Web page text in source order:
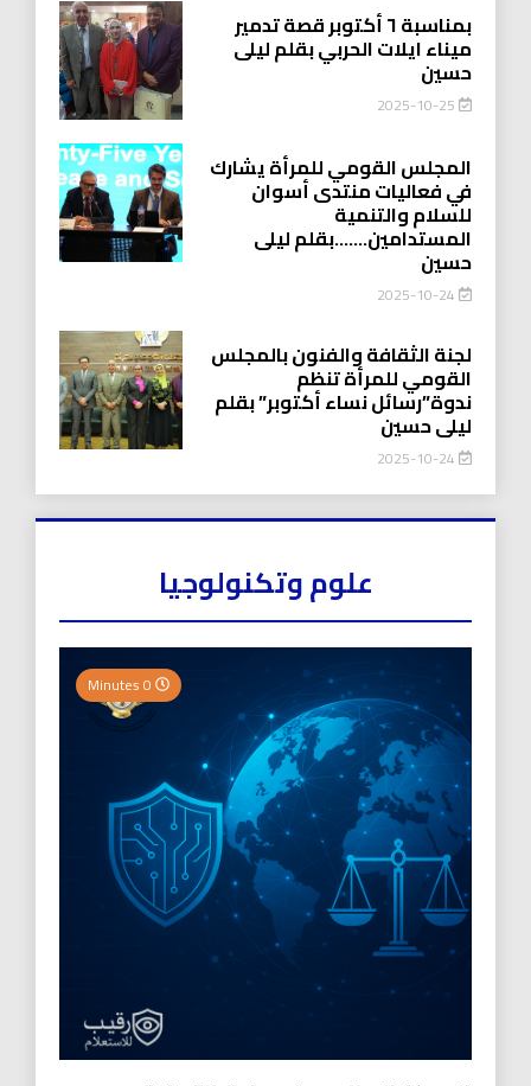
بمناسبة ٦ أكتوبر قصة تدمير
ميناء ايلات الحربي بقلم ليلى
حسين
2025-10-25
المجلس القومي للمرأة يشارك
في فعاليات منتدى أسوان
للسلام والتنمية
المستدامين…….بقلم ليلى
حسين
2025-10-24
لجنة الثقافة والفنون بالمجلس
القومي للمرأة تنظم
ندوة”رسائل نساء أكتوبر” بقلم
ليلى حسين
2025-10-24
علوم وتكنولوجيا